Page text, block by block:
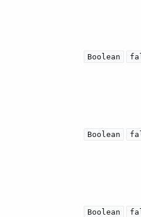
Boolean
Boolean
Boolean